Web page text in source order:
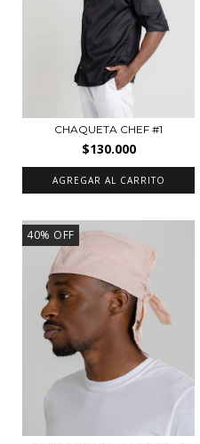
CHAQUETA CHEF #1
$130.000
AGREGAR AL CARRITO
40% OFF